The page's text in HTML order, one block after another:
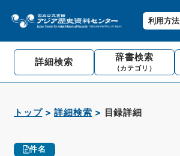
利用方法
詳細検索 辞書検索
（カテゴリ）
トップ 詳細検索 目録詳細
件名